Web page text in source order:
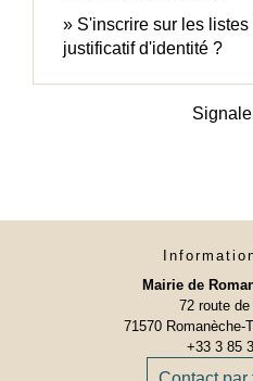
S'inscrire sur les
justificatif d'identité ?
Mairie de
72 route
71570 Romanèche-
+33 3 85